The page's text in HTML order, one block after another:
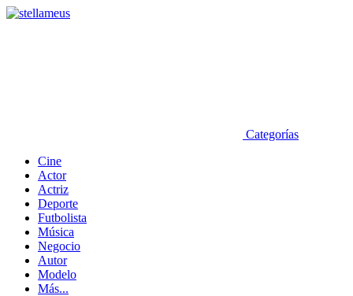
Categorías
Cine
Actor
Actriz
Deporte
Futbolista
Música
Negocio
Autor
Modelo
Más...